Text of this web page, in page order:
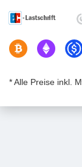
* Alle Preise inkl.